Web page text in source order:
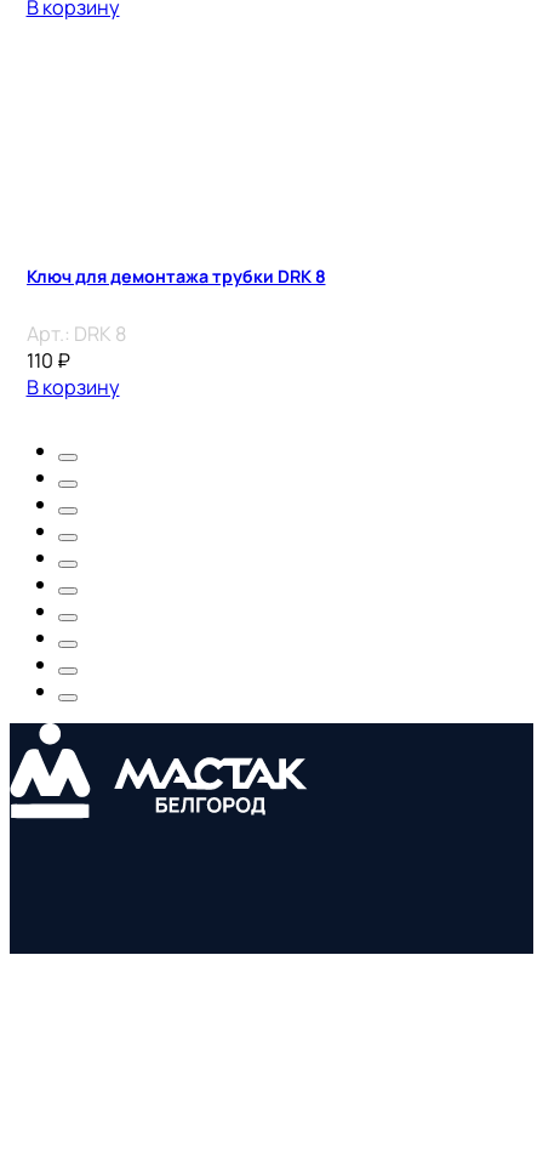
В корзину
Ключ для демонтажа трубки DRK 8
Арт.: DRK 8
110 ₽
В корзину